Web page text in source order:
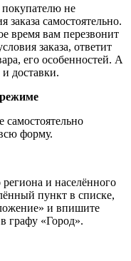
не
самостоятельно.
время вам перезвонит
заказа, ответит
его особенностей. А
доставки.
форму.
и населённого
пункт в списке,
и впишите
графу «Город».